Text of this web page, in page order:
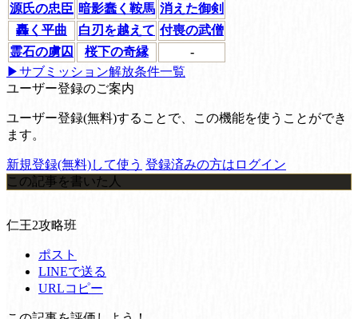
源氏の忠臣 暗影蠢く鞍馬 消えた御剣
轟く平曲
白刃を越えて 付喪の武僧
霊石の虜囚
桜下の奇縁
-
▶サブミッション解放条件一覧
ユーザー登録のご案内
ユーザー登録(無料)することで、この機能を使うことができ
ます。
新規登録(無料)して使う 登録済みの方はログイン
この記事を書いた人
仁王2攻略班
ポスト
LINEで送る
URLコピー